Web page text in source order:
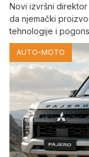
Novi izvršni
da njemački
tehnologije i
AUTO-MOTO